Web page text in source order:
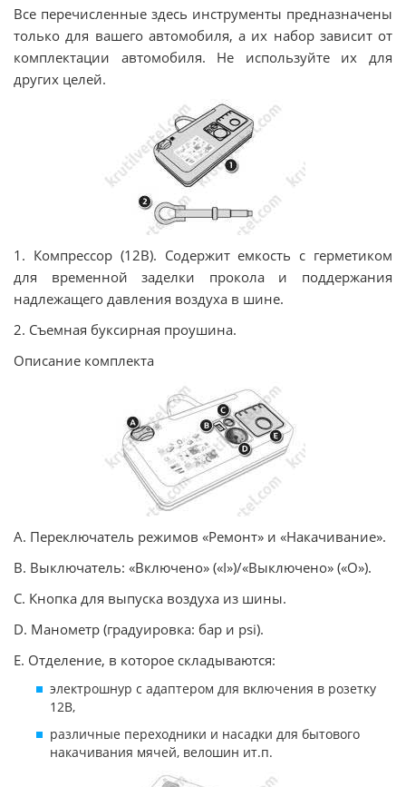
Все перечисленные здесь инструменты предназначены
только для вашего автомобиля, а их набор зависит от
комплектации автомобиля. Не используйте их для
других целей.
1. Компрессор (12В). Содержит емкость с герметиком
для временной заделки прокола и поддержания
надлежащего давления воздуха в шине.
2. Съемная буксирная проушина.
Описание комплекта
A. Переключатель режимов «Ремонт» и «Накачивание».
B. Выключатель: «Включено» («I»)/«Выключено» («O»).
C. Кнопка для выпуска воздуха из шины.
D. Манометр (градуировка: бар и psi).
E. Отделение, в которое складываются:
электрошнур с адаптером для включения в розетку
12В,
различные переходники и насадки для бытового
накачивания мячей, велошин ит.п.